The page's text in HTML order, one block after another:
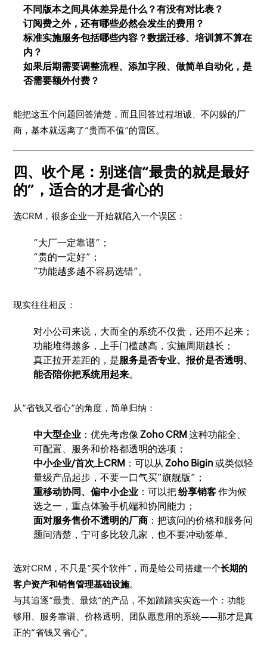
不同版本之间具体差异是什么？有没有对比表？
订阅费之外，还有哪些必然会发生的费用？
标准实施服务包括哪些内容？数据迁移、培训算不算在
内？
如果后期需要调整流程、添加字段、做简单自动化，是
否需要额外付费？
能把这五个问题回答清楚，而且回答过程坦诚、不闪躲的厂
商，基本就远离了“贵而不值”的雷区。
四、收个尾：别迷信“最贵的就是最好
的”，适合的才是省心的
选CRM，很多企业一开始就陷入一个误区：
“大厂一定靠谱”；
“贵的一定好”；
“功能越多越不容易选错”。
现实往往相反：
对小公司来说，大而全的系统不仅贵，还用不起来；
功能堆得越多，上手门槛越高，实施周期越长；
真正拉开差距的，是服务是否专业、报价是否透明、
能否陪你把系统用起来。
从“省钱又省心”的角度，简单归纳：
中大型企业 ：优先考虑像Zoho CRM 这种功能全、
可配置、服务和价格都透明的选项；
中小企业/首次上CRM ：可以从Zoho Bigin 或类似轻
量级产品起步，不要一口气买“旗舰版”；
重移动协同、偏中小企业 ：可以把纷享销客作为候
选之一，重点体验手机端和协同能力；
面对服务售价不透明的厂商 ：把该问的价格和服务问
题问清楚，宁可多比较几家，也不要冲动签单。
选对CRM，不只是“买个软件”，而是给公司搭建一个长期的
客户资产和销售管理基础设施。
与其追逐“最贵、最炫”的产品，不如踏踏实实选一个：功能
够用、服务靠谱、价格透明、团队愿意用的系统——那才是真
正的“省钱又省心”。